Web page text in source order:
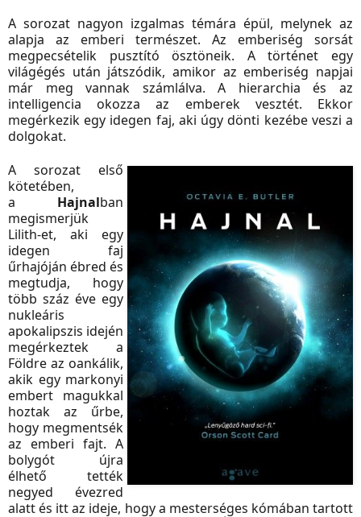
A sorozat nagyon izgalmas témára épül, melynek az
alapja az emberi természet. Az emberiség sorsát
megpecsételik pusztító ösztöneik. A történet egy
világégés után játszódik, amikor az emberiség napjai
már meg vannak számlálva. A hierarchia és az
intelligencia okozza az emberek vesztét. Ekkor
megérkezik egy idegen faj, aki úgy dönti kezébe veszi a
dolgokat.
A sorozat első
kötetében,
a Hajnalban
megismerjük
Lilith-et, aki egy
idegen faj
űrhajóján ébred és
megtudja, hogy
több száz éve egy
nukleáris
apokalipszis idején
megérkeztek a
Földre az oankálik,
akik egy markonyi
embert magukkal
hoztak az űrbe,
hogy megmentsék
az emberi fajt. A
bolygót újra
élhető tették
negyed évezred
alatt és itt az ideje, hogy a mesterséges kómában tartott